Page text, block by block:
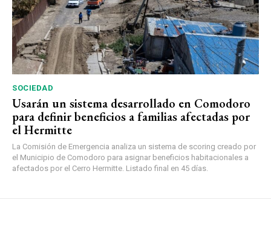
SOCIEDAD
Usarán un sistema desarrollado en Comodoro
para definir beneficios a familias afectadas por
el Hermitte
La Comisión de Emergencia analiza un sistema de scoring creado por
el Municipio de Comodoro para asignar beneficios habitacionales a
afectados por el Cerro Hermitte. Listado final en 45 días.